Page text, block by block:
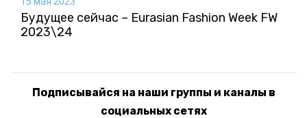
Будущее сейчас – Eurasian Fashion Week FW
2023\24
Подписывайся на наши группы и каналы в
социальных сетях